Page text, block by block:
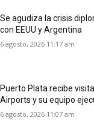
Se agudiza la crisis
con EEUU y Argentina
6 agosto, 2026 11:17 am
Puerto Plata recibe visita
Airports y su equipo
6 agosto, 2026 11:07 am